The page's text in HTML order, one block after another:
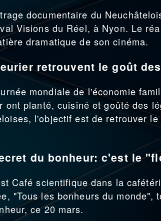
documentaire du
Visions du Réel, à Nyon. Le
dramatique de son cinéma.
retrouvent le goût
mondiale de l'économie
ont planté, cuisiné et goûté des
l'objectif est de retrouver
du bonheur: c'est le
Café scientifique dans la
"Tous les bonheurs du monde",
ce 20 mars.